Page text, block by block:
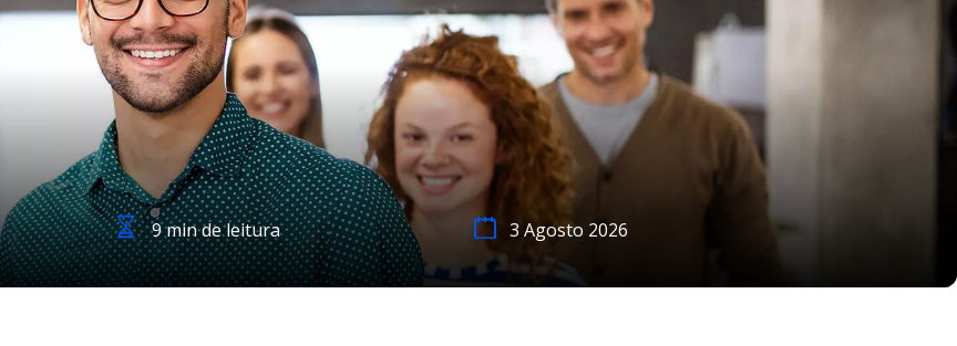
9 min de leitura 3 Agosto 2026